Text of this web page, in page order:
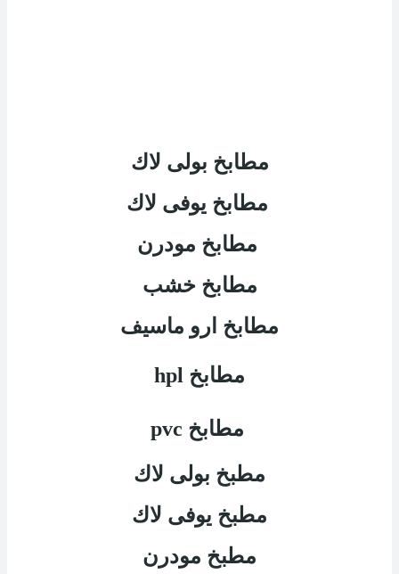
مطابخ بولى لاك
مطابخ يوفى لاك
مطابخ مودرن
مطابخ خشب
مطابخ ارو ماسيف
مطابخ hpl
مطابخ pvc
مطبخ بولى لاك
مطبخ يوفى لاك
مطبخ مودرن